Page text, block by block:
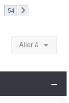
54
Aller à